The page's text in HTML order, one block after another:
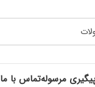
مرسولهتماس با ما